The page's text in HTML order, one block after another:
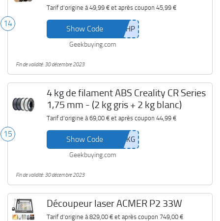
14
+ 1 kg gris)
Tarif d'origine à49,99 €et après coupon 45,99 €
Show Code
Geekbuying.com
Fin de validité: 30 décembre 2023
15
4 kg de filament ABS Creality CR Series
1,75 mm - (2 kg gris + 2 kg blanc)
Tarif d'origine à69,00 €et après coupon 44,99 €
Show Code
Geekbuying.com
Fin de validité: 30 décembre 2023
Découpeur laser ACMER P2 33W
Tarif d'origine à829,00 €et après coupon 749,00 €